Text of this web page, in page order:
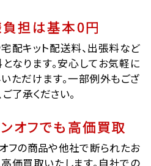
担は基本0円
配キット配送料、出張料など
なります。安心してお気軽に
ただけます。一部例外もござ
ご了承ください。
オフでも高価買取
フの商品や他社で断られたお
価買取いたします。自社での